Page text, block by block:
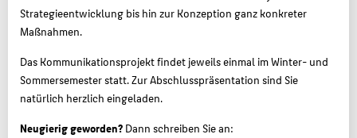
Strategieentwicklung bis hin zur Konzeption ganz konkreter
Maßnahmen.
Das Kommunikationsprojekt findet jeweils einmal im Winter- und
Sommersemester statt. Zur Abschlusspräsentation sind Sie
natürlich herzlich eingeladen.
Neugierig geworden?Dann schreiben Sie an: